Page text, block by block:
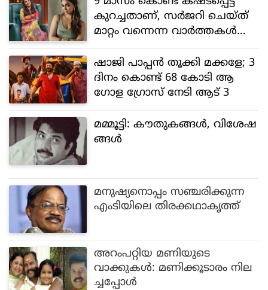
കുറച്ചതാണ്, സർജറി ചെയ്ത്
മാറ്റം വന്നെന്ന വാർത്തകൾക്ക്
വർക്കൗട്ട് വീഡിയോ കൊണ്ട് മ
റുപടി നൽകി കീർത്തി സുരേഷ്
ഷാജി പാപ്പൻ തൂക്കി മക്കളേ; 3
ദിനം കൊണ്ട് 68 കോടി ആ
ഗോള ഗ്രോസ് നേടി ആട് 3
മമ്മൂട്ടി: കൗതുകങ്ങള്‍, വിശേഷ
ങ്ങള്‍
മനുഷ്യനൊപ്പം സഞ്ചരിക്കുന്ന
എംടിയിലെ തിരക്കഥാകൃത്ത്
അറംപറ്റിയ മണിയുടെ
വാക്കുകൾ: മണിക്കൂടാരം നില
ച്ചപ്പോൾ